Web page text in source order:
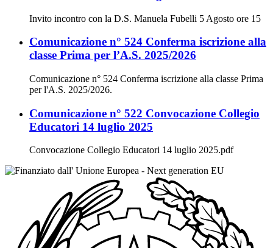
Invito incontro con la D.S. Manuela Fubelli 5 Agosto ore 15
Comunicazione n° 524 Conferma iscrizione alla
classe Prima per l’A.S. 2025/2026
Comunicazione n° 524 Conferma iscrizione alla classe Prima
per l'A.S. 2025/2026.
Comunicazione n° 522 Convocazione Collegio
Educatori 14 luglio 2025
Convocazione Collegio Educatori 14 luglio 2025.pdf